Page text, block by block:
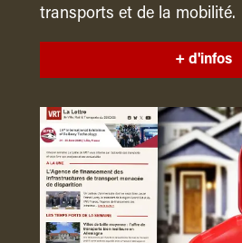
transports et de la mobilité.
+ d'infos